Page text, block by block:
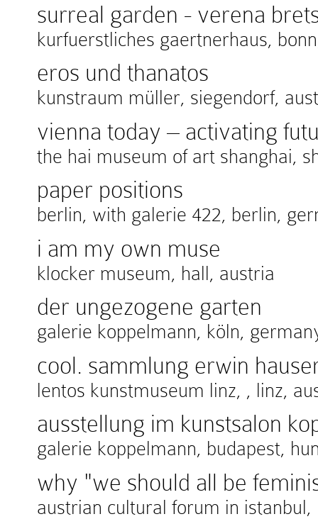
surreal garden - verena
kurfuerstliches gaertnerhaus,
eros und thanatos
kunstraum müller, siegendorf,
vienna today – activating
the hai museum of art shanghai,
paper positions
berlin, with galerie 422, berlin,
i am my own muse
klocker museum, hall, austria
der ungezogene garten
galerie koppelmann, köln,
cool. sammlung erwin
lentos kunstmuseum linz, , linz,
ausstellung im kunstsalon
galerie koppelmann, budapest,
why "we should all be
austrian cultural forum in